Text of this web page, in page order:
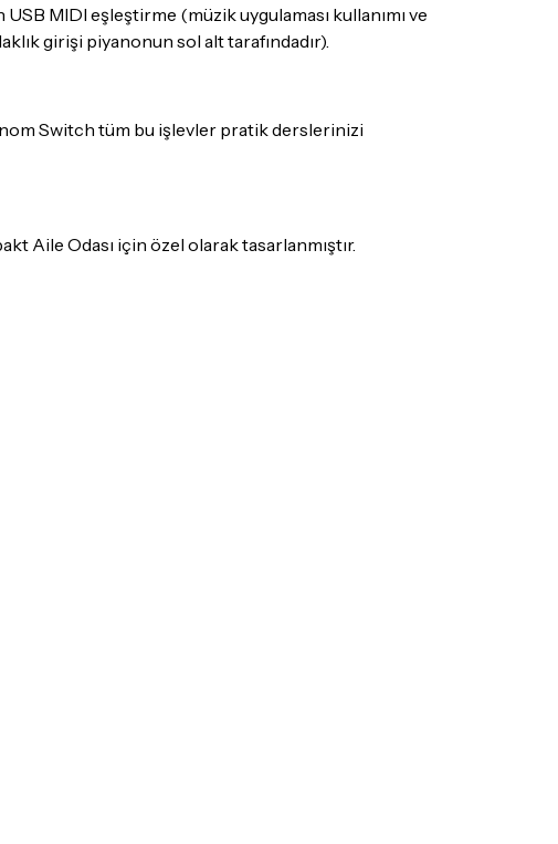
MIDI eşleştirme (müzik uygulaması kullanımı ve
girişi piyanonun sol alt tarafındadır).
Switch tüm bu işlevler pratik derslerinizi
Aile Odası için özel olarak tasarlanmıştır.